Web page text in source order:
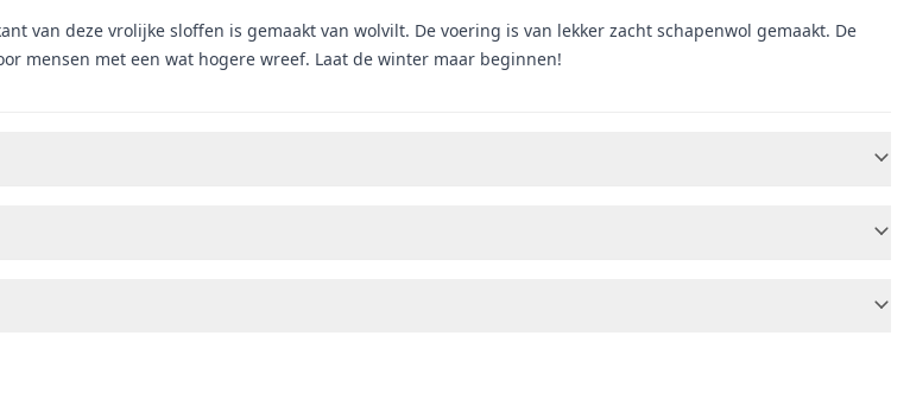
van deze vrolijke sloffen is gemaakt van wolvilt. De voering is van lekker zacht schapenwol gemaakt. De
mensen met een wat hogere wreef. Laat de winter maar beginnen!